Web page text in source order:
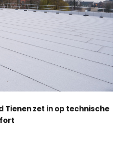
Tienen zet in op technische